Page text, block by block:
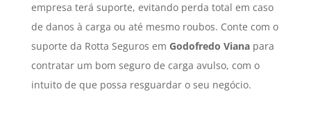
empresa terá suporte, evitando perda total em caso
de danos à carga ou até mesmo roubos. Conte com o
suporte da Rotta Seguros em Godofredo Vianapara
contratar um bom seguro de carga avulso, com o
intuito de que possa resguardar o seu negócio.